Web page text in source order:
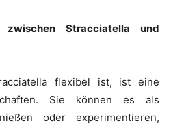
zwischen Stracciatella und
flexibel ist, ist eine
Sie können es als
oder experimentieren,